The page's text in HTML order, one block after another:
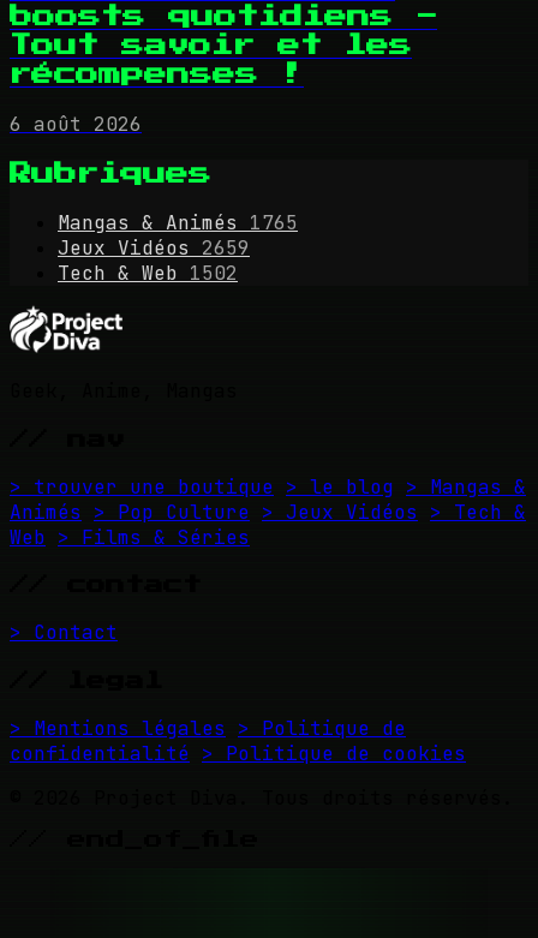
boosts quotidiens -
Tout savoir et les
récompenses !
6 août 2026
Rubriques
Mangas & Animés
1765
Jeux Vidéos
2659
Tech & Web 1502
> trouver une boutique > le blog > Mangas &
Animés
> Pop Culture > Jeux Vidéos
> Tech &
Web > Films & Séries
> Contact
> Mentions légales
> Politique de
confidentialité > Politique de cookies